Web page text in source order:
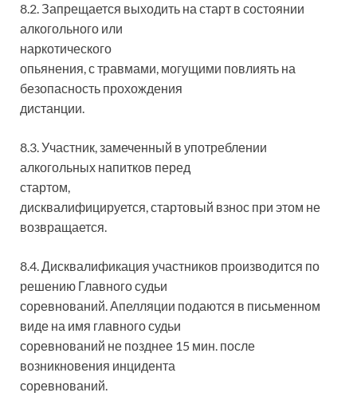
8.2. Запрещается выходить на старт в состоянии
алкогольного или
наркотического
опьянения, с травмами, могущими повлиять на
безопасность прохождения
дистанции.
8.3. Участник, замеченный в употреблении
алкогольных напитков перед
стартом,
дисквалифицируется, стартовый взнос при этом не
возвращается.
8.4. Дисквалификация участников производится по
решению Главного судьи
соревнований. Апелляции подаются в письменном
виде на имя главного судьи
соревнований не позднее 15 мин. после
возникновения инцидента
соревнований.